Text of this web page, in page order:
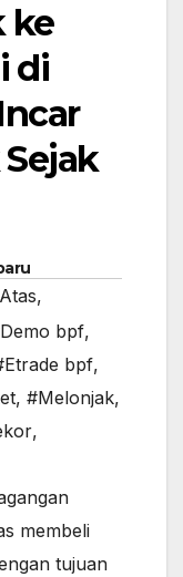
ke
di
,
bpf,
bpf,
, #Melonjak,
,
membeli
tujuan